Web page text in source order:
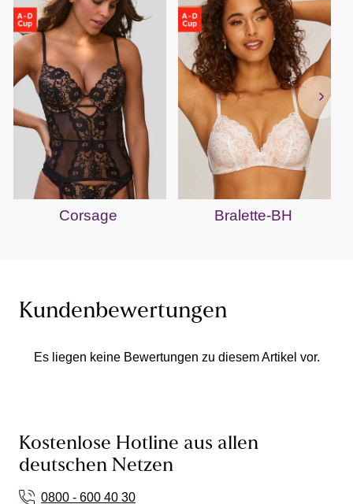
Corsage Bralette-BH
Kundenbewertungen
Es liegen keine Bewertungen zu diesem Artikel vor.
Kostenlose Hotline aus allen
deutschen Netzen
0800 - 600 40 30